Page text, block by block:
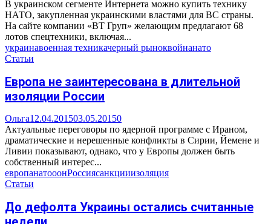
В украинском сегменте Интернета можно купить технику
НАТО, закупленная украинскими властями для ВС страны.
На сайте компании «ВТ Груп» желающим предлагают 68
лотов спецтехники, включая...
украинавоенная техникачерный рыноквойнанато
Статьи
Европа не заинтересована в длительной
изоляции России
Ольга12.04.201503.05.20150
Актуальные переговоры по ядерной программе с Ираном,
драматические и нерешенные конфликты в Сирии, Йемене и
Ливии показывают, однако, что у Европы должен быть
собственный интерес...
европанатооонРоссиясанкцииизоляция
Статьи
До дефолта Украины остались считанные